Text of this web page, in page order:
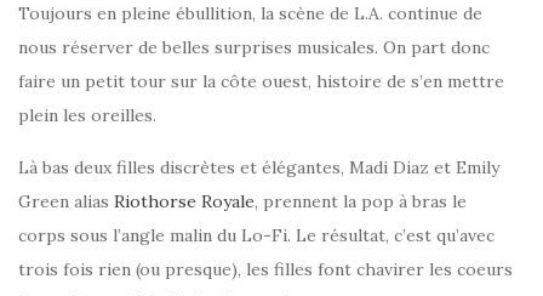
Toujours en pleine ébullition, la scène de L.A. continue de
nous réserver de belles surprises musicales. On part donc
faire un petit tour sur la côte ouest, histoire de s’en mettre
plein les oreilles.
Là bas deux filles discrètes et élégantes, Madi Diaz et Emily
Green alias Riothorse Royale, prennent la pop à bras le
corps sous l’angle malin du Lo-Fi. Le résultat, c’est qu’avec
trois fois rien (ou presque), les filles font chavirer les coeurs